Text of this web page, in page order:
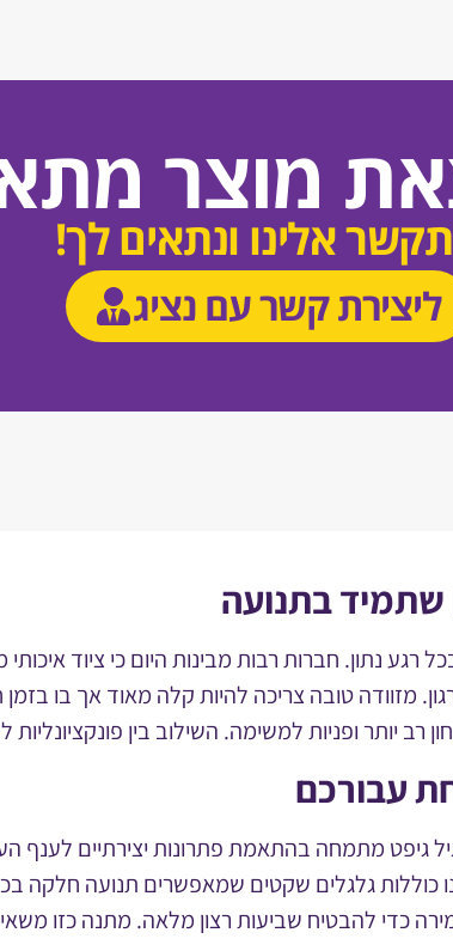
מוצר
אלינו ונתאים לך!
ליצירת קשר עם נציג
שתמיד בתנועה
רגע נתון. חברות רבות מבינות היום כי ציוד
מזוודה טובה צריכה להיות קלה מאוד אך בו
רב יותר ופניות למשימה. השילוב בין
עבורכם
מתמחה בהתאמת פתרונות יצירתיים לענף
כוללות גלגלים שקטים שמאפשרים תנועה חלקה
כדי להבטיח שביעות רצון מלאה. מתנה כזו